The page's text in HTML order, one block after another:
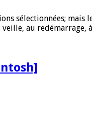
sélectionnées; mais
au